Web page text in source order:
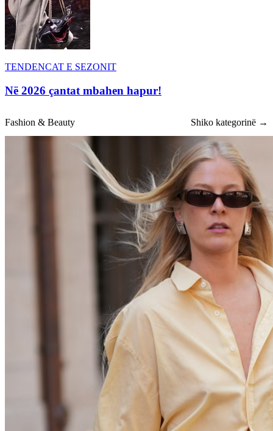
TENDENCAT E SEZONIT
Në 2026 çantat mbahen hapur!
Fashion & Beauty Shiko kategorinë →